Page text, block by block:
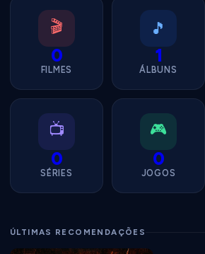
🎬
0
FILMES
🎵
1
ÁLBUNS
📺
0
SÉRIES
🎮
0
JOGOS
ÚLTIMAS RECOMENDAÇÕES